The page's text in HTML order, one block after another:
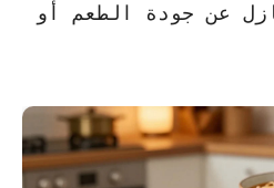
عن جودة الطعم أو